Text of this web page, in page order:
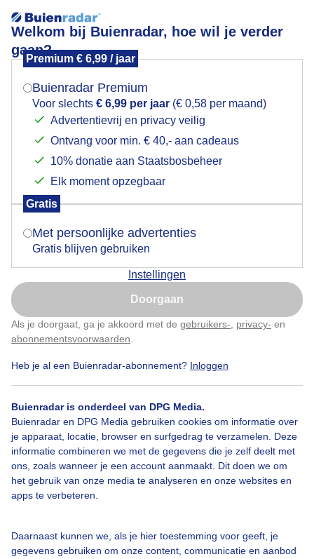
Welkom bij Buienradar, hoe wil je verder
gaan?
Premium € 6,99 / jaar
Buienradar Premium
Voor slechts € 6,99 per jaar (€ 0,58 per maand)
Advertentievrij en privacy veilig
Ontvang voor min. € 40,- aan cadeaus
10% donatie aan Staatsbosbeheer
Elk moment opzegbaar
Gratis
Met persoonlijke advertenties
Gratis blijven gebruiken
Instellingen
Doorgaan
Als je doorgaat, ga je akkoord met de gebruikers- privacy- en
abonnementsvoorwaarden
Heb je al een Buienradar-abonnement? Inloggen
Buienradar is onderdeel van DPG Media.
Buienradar en DPG Media gebruiken cookies om informatie over
je apparaat, locatie, browser en surfgedrag te verzamelen. Deze
informatie combineren we met de gegevens die je zelf deelt met
ons, zoals wanneer je een account aanmaakt. Dit doen we om
het gebruik van onze media te analyseren en onze websites en
apps te verbeteren.
Daarnaast kunnen we, als je hier toestemming voor geeft, je
gegevens gebruiken om onze content, communicatie en aanbod
Regenbui
(Zeeland) rond 15.30 uur.
Door: Vivian Kramer
Bekijk slideshow
Een moment geduld aub...
Mogen we je locatie gebruiken voor het
Indien je hier nog geen akkoord op hebt gegeven,
verschijnt er zo een pop-up uit je browser waarin
Is goed, toon de popup
Nu niet, misschien later
Klik hierom dit aan te passen